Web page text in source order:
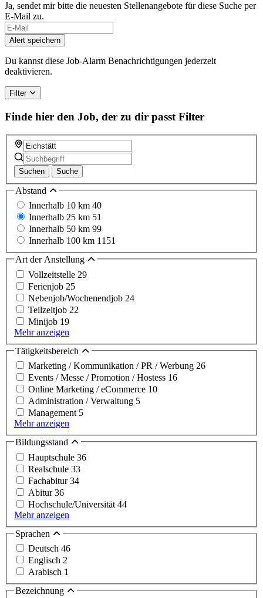
Ja, sendet mir bitte die neuesten Stellenangebote für diese Suche per
E-Mail zu.
If
you
are
a
human,
this
field
Alert speichern
Du kannst diese Job-Alarm Benachrichtigungen jederzeit
deaktivieren.
Filter
Finde hier den Job, der zu dir passt Filter
Suchen Suche
Abstand
Innerhalb 10 km 40
Innerhalb 25 km 51
Innerhalb 50 km 99
Innerhalb 100 km 1151
Art der Anstellung
Vollzeitstelle 29
Ferienjob 25
Nebenjob/Wochenendjob 24
Teilzeitjob 22
Minijob 19
Mehr anzeigen
Tätigkeitsbereich
Marketing / Kommunikation / PR / Werbung 26
Events / Messe / Promotion / Hostess 16
Online Marketing / eCommerce 10
Administration / Verwaltung 5
Management 5
Mehr anzeigen
Bildungsstand
Hauptschule 36
Realschule 33
Fachabitur34
Abitur36
Hochschule/Universität 44
Mehr anzeigen
Sprachen
Deutsch 46
Englisch 2
Arabisch 1
Bezeichnung